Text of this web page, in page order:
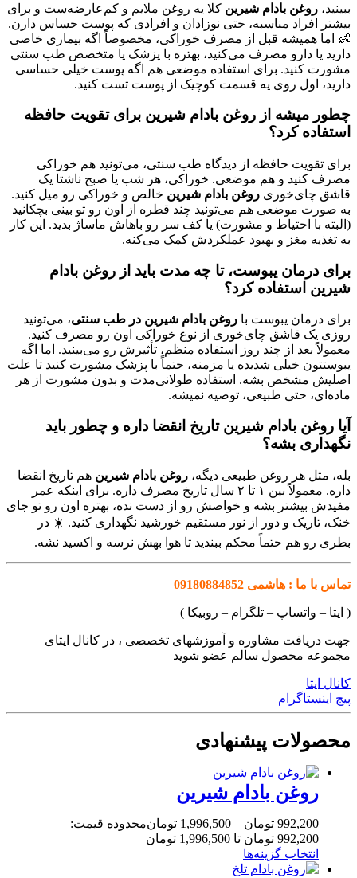
ببینید، روغن بادام شیرین کلا یه روغن ملایم و کم‌عارضه‌ست و برای
بیشتر افراد مناسبه، حتی نوزادان و افرادی که پوست حساس دارن.
👶 اما همیشه قبل از مصرف خوراکی، مخصوصاً اگه بیماری خاصی
دارید یا دارو مصرف می‌کنید، بهتره با پزشک یا متخصص طب سنتی
مشورت کنید. برای استفاده موضعی هم اگه پوست خیلی حساسی
دارید، اول روی یه قسمت کوچیک از پوست تست کنید.
چطور میشه از روغن بادام شیرین برای تقویت حافظه
استفاده کرد؟
برای تقویت حافظه از دیدگاه طب سنتی، می‌تونید هم خوراکی
مصرف کنید و هم موضعی. خوراکی، هر شب یا صبح ناشتا یک
قاشق چای‌خوری روغن بادام شیرین خالص و خوراکی رو میل کنید.
به صورت موضعی هم می‌تونید چند قطره از اون رو تو بینی بچکانید
(البته با احتیاط و مشورت) یا کف سر رو باهاش ماساژ بدید. این کار
به تغذیه مغز و بهبود عملکردش کمک می‌کنه.
برای درمان یبوست، تا چه مدت باید از روغن بادام
شیرین استفاده کرد؟
برای درمان یبوست با روغن بادام شیرین در طب سنتی، می‌تونید
روزی یک قاشق چای‌خوری از نوع خوراکی اون رو مصرف کنید.
معمولاً بعد از چند روز استفاده منظم، تأثیرش رو می‌بینید. اما اگه
یبوستتون خیلی شدیده یا مزمنه، حتماً با پزشک مشورت کنید تا علت
اصلیش مشخص بشه. استفاده طولانی‌مدت و بدون مشورت از هر
ماده‌ای، حتی طبیعی، توصیه نمیشه.
آیا روغن بادام شیرین تاریخ انقضا داره و چطور باید
نگهداری بشه؟
بله، مثل هر روغن طبیعی دیگه، روغن بادام شیرین هم تاریخ انقضا
داره. معمولاً بین ۱ تا ۲ سال تاریخ مصرف داره. برای اینکه عمر
مفیدش بیشتر بشه و خواصش رو از دست نده، بهتره اون رو تو جای
خنک، تاریک و دور از نور مستقیم خورشید نگهداری کنید. ☀️ در
بطری رو هم حتماً محکم ببندید تا هوا بهش نرسه و اکسید نشه.
تماس با ما : هاشمی 09180884852
( ایتا – واتساپ – تلگرام – روبیکا )
جهت دریافت مشاوره و آموزشهای تخصصی ، در کانال ایتای
مجموعه محصول سالم عضو شوید
کانال ایتا
پیج اینستاگرام
محصولات پیشنهادی
روغن بادام شیرین
992,200 تومان –
1,996,500 تومانمحدوده قیمت:
992,200 تومان تا 1,996,500 تومان
انتخاب گزینه‌ها